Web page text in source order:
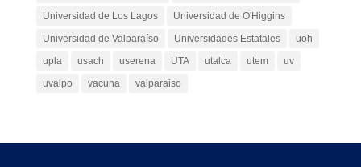
Universidad de Los Lagos
Universidad de O'Higgins
Universidad de Valparaíso
Universidades Estatales
uoh
upla
usach userena UTA utalca utem
uv
uvalpo
vacuna valparaiso